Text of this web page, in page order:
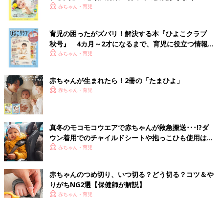
く！ おっぱい・ミルクの基本と夏のトラブル 解決テ
赤ちゃん・育児
育児の困ったがズバリ！解決する本『ひよこクラブ
秋号』 4カ月～2才になるまで、育児に役立つ情報が
いっぱい！
赤ちゃん・育児
赤ちゃんが生まれたら！2冊の「たまひよ」
赤ちゃん・育児
真冬のモコモコウエアで赤ちゃんが救急搬送･･･!?ダ
ウン着用でのチャイルドシートや抱っこひも使用は危
険【小児科医】
赤ちゃん・育児
赤ちゃんのつめ切り、いつ切る？どう切る？コツ＆や
りがちNG2選【保健師が解説】
赤ちゃん・育児